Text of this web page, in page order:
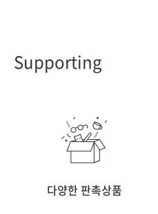
Supporting
다양한 판촉상품